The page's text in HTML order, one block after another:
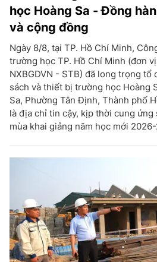
học Hoàng Sa - Đồng
và cộng đồng
Ngày 8/8, tại TP. Hồ Chí Minh,
trường học TP. Hồ Chí Minh (đơn
NXBGDVN - STB) đã long trọng tổ
sách và thiết bị trường học Hoàng
Sa, Phường Tân Định, Thành phố
là địa chỉ tin cậy, kịp thời cung ứng
mùa khai giảng năm học mới 2026-